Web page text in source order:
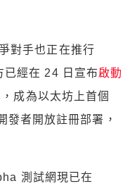
對手也正在推行
經在 24 日宣布啟動
成為以太坊上首個
發者開放註冊部署，
測試網現已在